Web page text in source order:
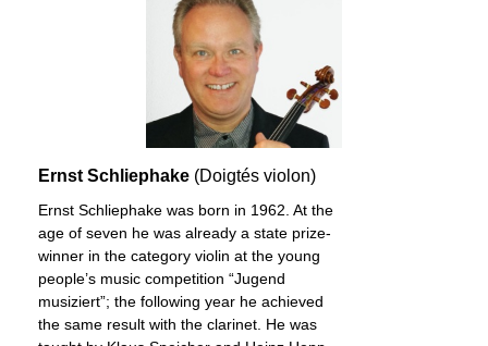
Ernst Schliephake (Doigtés violon)
Ernst Schliephake was born in 1962. At the
age of seven he was already a state prize-
winner in the category violin at the young
people’s music competition “Jugend
musiziert”; the following year he achieved
the same result with the clarinet. He was